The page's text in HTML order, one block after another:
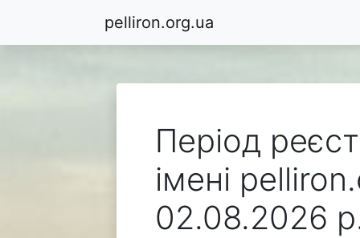
pelliron.org.ua
Період
імені
02.08.2026